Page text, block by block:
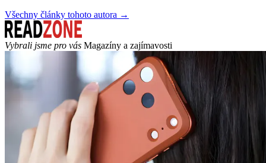
Všechny články tohoto autora →
Vybrali jsme pro vás Magazíny a zajímavosti